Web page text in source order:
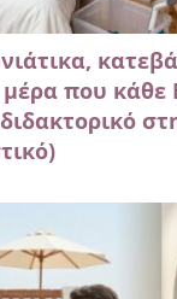
που κάθε